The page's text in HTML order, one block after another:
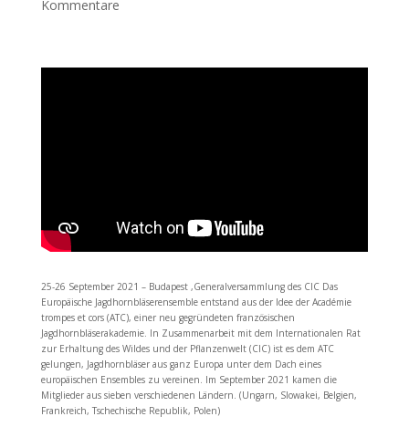
Kommentare
25-26 September 2021 – Budapest ,Generalversammlung des CIC Das
Europäische Jagdhornbläserensemble entstand aus der Idee der Académie
trompes et cors (ATC), einer neu gegründeten französischen
Jagdhornbläserakademie. In Zusammenarbeit mit dem Internationalen Rat
zur Erhaltung des Wildes und der Pflanzenwelt (CIC) ist es dem ATC
gelungen, Jagdhornbläser aus ganz Europa unter dem Dach eines
europäischen Ensembles zu vereinen. Im September 2021 kamen die
Mitglieder aus sieben verschiedenen Ländern. (Ungarn, Slowakei, Belgien,
Frankreich, Tschechische Republik, Polen)